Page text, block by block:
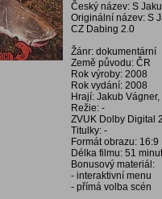
Český název: S
Originální název: S
CZ Dabing 2.0
Žánr: dokumentární
Země původu: ČR
Rok výroby: 2008
Rok vydání: 2008
Hrají: Jakub
Režie: -
ZVUK Dolby Digital
Titulky: -
Formát obrazu: 16:9
Délka filmu: 51 minut
Bonusový materiál:
- interaktivní menu
- přímá volba scén